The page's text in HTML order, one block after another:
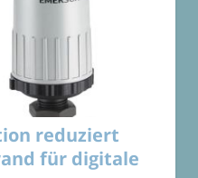
reduziert
für digitale